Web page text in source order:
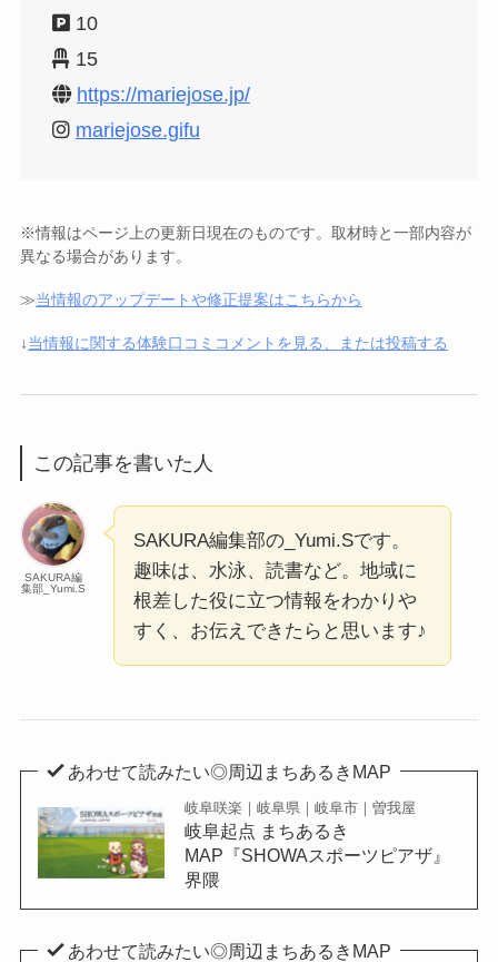
10
15
https://mariejose.jp/
mariejose.gifu
※情報はページ上の更新日現在のものです。取材時と一部内容が
異なる場合があります。
≫当情報のアップデートや修正提案はこちらから
↓当情報に関する体験口コミコメントを見る、または投稿する
この記事を書いた人
SAKURA編
集部_Yumi.S
SAKURA編集部の_Yumi.Sです。
趣味は、水泳、読書など。地域に
根差した役に立つ情報をわかりや
すく、お伝えできたらと思います♪
あわせて読みたい◎周辺まちあるきMAP
岐阜咲楽｜岐阜県｜岐阜市｜曽我屋
岐阜起点 まちあるき
MAP『SHOWAスポーツピアザ』
界隈
あわせて読みたい◎周辺まちあるきMAP